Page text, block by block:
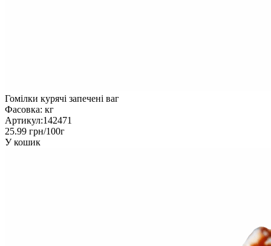
Гомілки курячі запечені ваг
Фасовка: кг
Артикул:142471
25.99 грн/100г
У кошик